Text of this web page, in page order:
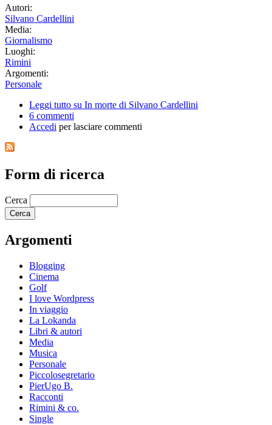
Autori:
Silvano Cardellini
Media:
Giornalismo
Luoghi:
Rimini
Argomenti:
Personale
Leggi tutto su In morte di Silvano Cardellini
6 commenti
Accedi per lasciare commenti
Form di ricerca
Cerca
Argomenti
Blogging
Cinema
Golf
I love Wordpress
In viaggio
La Lokanda
Libri & autori
Media
Musica
Personale
Piccolosegretario
PierUgo B.
Racconti
Rimini & co.
Single